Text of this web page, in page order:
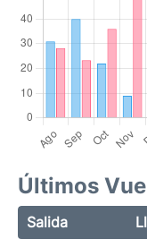
Últimos
Salida